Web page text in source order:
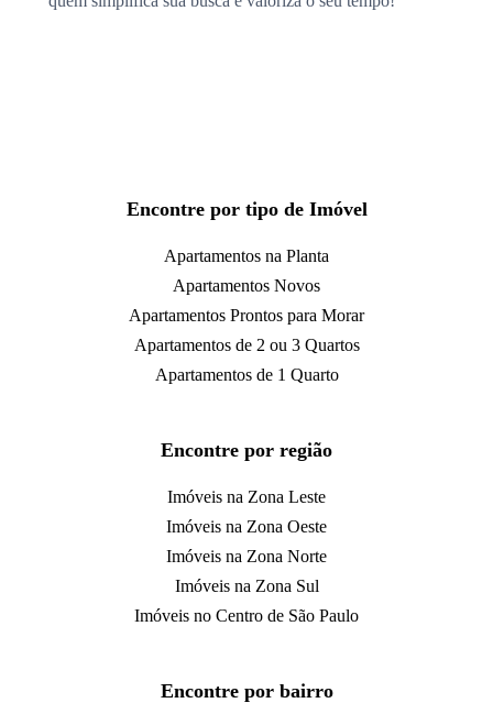
Encontre por tipo de Imóvel
Apartamentos na Planta
Apartamentos Novos
Apartamentos Prontos para Morar
Apartamentos de 2 ou 3 Quartos
Apartamentos de 1 Quarto
Encontre por região
Imóveis na Zona Leste
Imóveis na Zona Oeste
Imóveis na Zona Norte
Imóveis na Zona Sul
Imóveis no Centro de São Paulo
Encontre por bairro